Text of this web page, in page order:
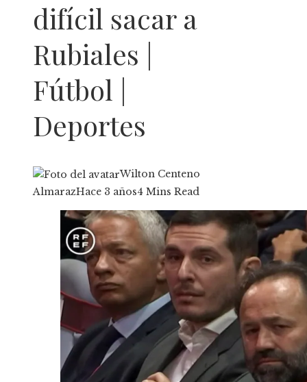
difícil sacar a
Rubiales |
Fútbol |
Deportes
Wilton Centeno
AlmarazHace 3 años4 Mins Read